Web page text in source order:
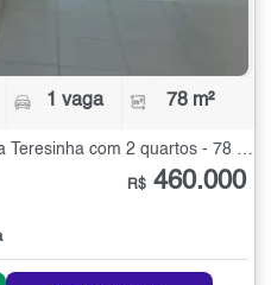
1 vaga 78 m²
R$ 460.000